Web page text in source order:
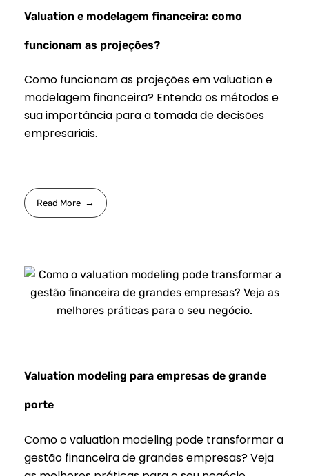
Valuation e modelagem financeira: como
funcionam as projeções?
Como funcionam as projeções em valuation e
modelagem financeira? Entenda os métodos e
sua importância para a tomada de decisões
empresariais.
Read More
Valuation modeling para empresas de grande
porte
Como o valuation modeling pode transformar a
gestão financeira de grandes empresas? Veja